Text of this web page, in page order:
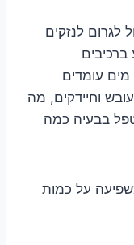
לגרום לנזקים
ברכיבים
מים עומדים
וחיידקים, מה
בבעיה כמה
על כמות